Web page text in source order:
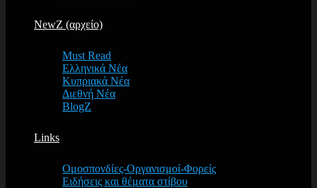
NewZ (αρχείο)
Must Read
Ελληνικά Νέα
Κυπριακά Νέα
Διεθνή Νέα
BlogZ
Links
Ομοσπονδίες-Οργανισμοί-Φορείς
Ειδήσεις και θέματα στίβου